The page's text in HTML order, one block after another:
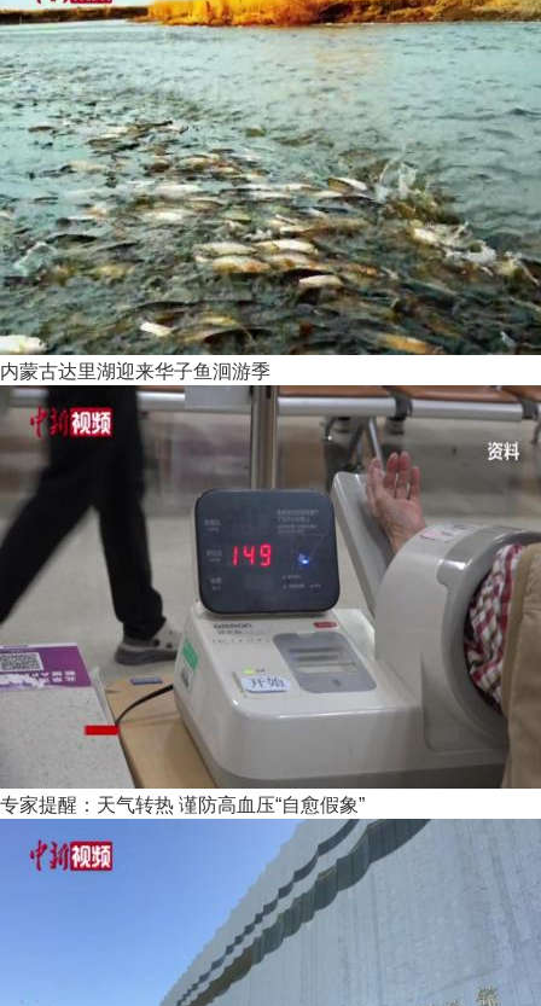
内蒙古达里湖迎来华子鱼洄游季
专家提醒：天气转热 谨防高血压“自愈假象”